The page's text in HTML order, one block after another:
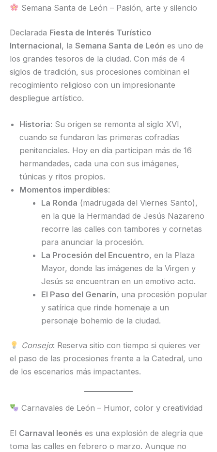
Semana Santa de León – Pasión, arte y silencio
Declarada Fiesta de Interés Turístico
Internacional, la Semana Santa de León es uno de
los grandes tesoros de la ciudad. Con más de 4
siglos de tradición, sus procesiones combinan el
recogimiento religioso con un impresionante
despliegue artístico.
Historia: Su origen se remonta al siglo XVI,
cuando se fundaron las primeras cofradías
penitenciales. Hoy en día participan más de 16
hermandades, cada una con sus imágenes,
túnicas y ritos propios.
Momentos imperdibles:
La Ronda (madrugada del Viernes Santo),
en la que la Hermandad de Jesús Nazareno
recorre las calles con tambores y cornetas
para anunciar la procesión.
La Procesión del Encuentro, en la Plaza
Mayor, donde las imágenes de la Virgen y
Jesús se encuentran en un emotivo acto.
El Paso del Genarín, una procesión popular
y satírica que rinde homenaje a un
personaje bohemio de la ciudad.
Consejo: Reserva sitio con tiempo si quieres ver
el paso de las procesiones frente a la Catedral, uno
de los escenarios más impactantes.
Carnavales de León – Humor, color y creatividad
El Carnaval leonés es una explosión de alegría que
toma las calles en febrero o marzo. Aunque no